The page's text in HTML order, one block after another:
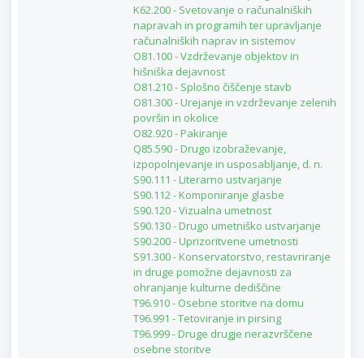
K62.200 - Svetovanje o računalniških
napravah in programih ter upravljanje
računalniških naprav in sistemov
O81.100 - Vzdrževanje objektov in
hišniška dejavnost
O81.210 - Splošno čiščenje stavb
O81.300 - Urejanje in vzdrževanje zelenih
površin in okolice
O82.920 - Pakiranje
Q85.590 - Drugo izobraževanje,
izpopolnjevanje in usposabljanje, d. n.
S90.111 - Literarno ustvarjanje
S90.112 - Komponiranje glasbe
S90.120 - Vizualna umetnost
S90.130 - Drugo umetniško ustvarjanje
S90.200 - Uprizoritvene umetnosti
S91.300 - Konservatorstvo, restavriranje
in druge pomožne dejavnosti za
ohranjanje kulturne dediščine
T96.910 - Osebne storitve na domu
T96.991 - Tetoviranje in pirsing
T96.999 - Druge drugje nerazvrščene
osebne storitve